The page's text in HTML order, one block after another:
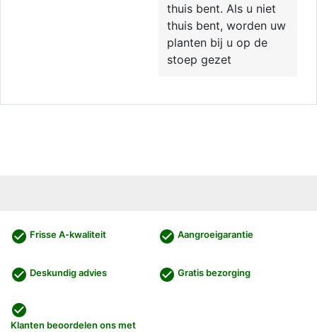
thuis bent. Als u niet
thuis bent, worden uw
planten bij u op de
stoep gezet
check_circle Frisse A-kwaliteit check_circle Aangroeigarantie
check_circle Deskundig advies check_circle Gratis bezorging
check_circle
Klanten beoordelen ons met